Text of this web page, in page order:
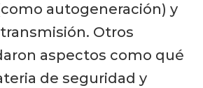
autogeneración) y
Otros
aspectos como qué
de seguridad y